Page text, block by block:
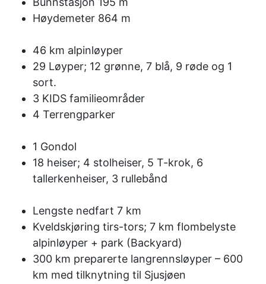
Høydemeter 864 m
46 km alpinløyper
29 Løyper; 12 grønne, 7 blå, 9 røde og 1
sort.
3 KIDS familieområder
4 Terrengparker
1 Gondol
18 heiser; 4 stolheiser, 5 T-krok, 6
tallerkenheiser, 3 rullebånd
Lengste nedfart 7 km
Kveldskjøring tirs-tors; 7 km flombelyste
alpinløyper + park (Backyard)
300 km preparerte langrennsløyper – 600
km med tilknytning til Sjusjøen